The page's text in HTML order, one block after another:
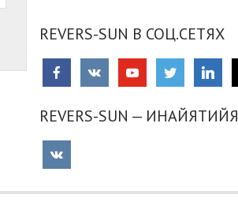
REVERS-SUN В СОЦ.СЕТЯХ
REVERS-SUN — ИНАЙЯТИЙЯ